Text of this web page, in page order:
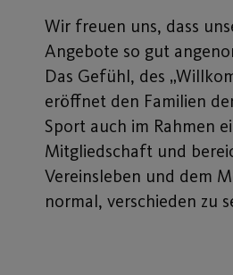
Wir freuen uns, dass
Angebote so gut
Das Gefühl, des
eröffnet den Familien
Sport auch im Rahmen
Mitgliedschaft und
Vereinsleben und dem
normal, verschieden zu